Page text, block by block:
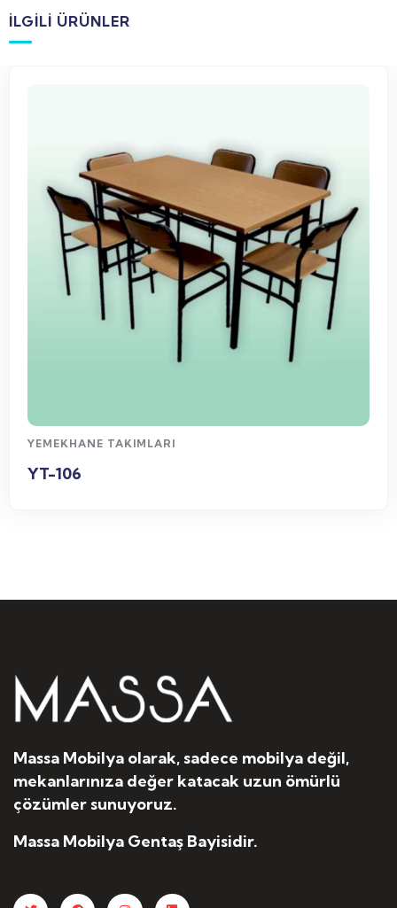
İLGILI ÜRÜNLER
YEMEKHANE TAKIMLARI
YT-106
Massa Mobilya olarak, sadece mobilya değil,
mekanlarınıza değer katacak uzun ömürlü
çözümler sunuyoruz.
Massa Mobilya Gentaş Bayisidir.